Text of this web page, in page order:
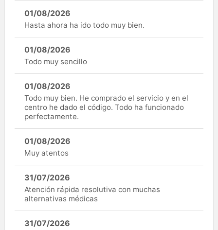
01/08/2026
Hasta ahora ha ido todo muy bien.
01/08/2026
Todo muy sencillo
01/08/2026
Todo muy bien. He comprado el servicio y en el
centro he dado el código. Todo ha funcionado
perfectamente.
01/08/2026
Muy atentos
31/07/2026
Atención rápida resolutiva con muchas
alternativas médicas
31/07/2026